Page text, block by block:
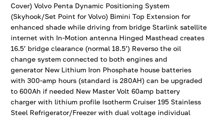
Cover) Volvo Penta Dynamic Positioning System
(Skyhook/Set Point for Volvo) Bimini Top Extension for
enhanced shade while driving from bridge Starlink satellite
internet with In-Motion antenna Hinged Masthead creates
16.5’ bridge clearance (normal 18.5’) Reverso the oil
change system connected to both engines and
generator New Lithium Iron Phosphate house batteries
with 300-amp hours (standard is 280AH) can be upgraded
to 600Ah if needed New Master Volt 60amp battery
charger with lithium profile Isotherm Cruiser 195 Stainless
Steel Refrigerator/Freezer with dual voltage individual